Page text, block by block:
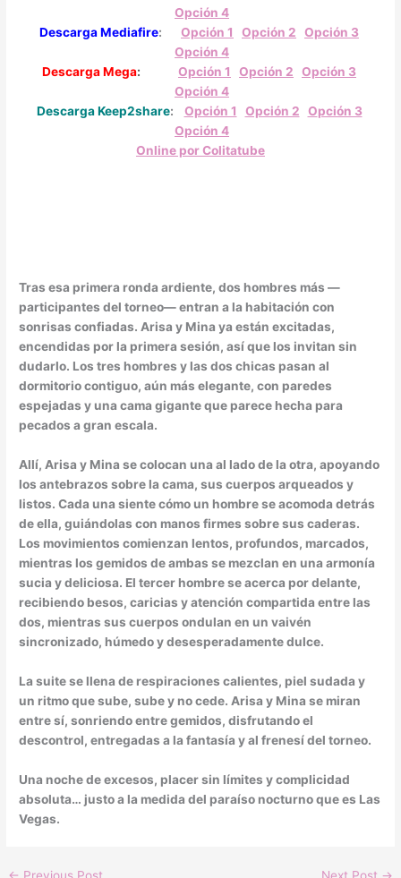
Opción 4
Descarga Mediafire: Opción 1 Opción 2
Opción 3
Opción 4
Descarga Mega: Opción 1 Opción 2
Opción 3
Opción 4
Descarga Keep2share: Opción 1 Opción 2 Opción 3
Opción 4
Online por Colitatube
Tras esa primera ronda ardiente, dos hombres más —
participantes del torneo— entran a la habitación con
sonrisas confiadas. Arisa y Mina ya están excitadas,
encendidas por la primera sesión, así que los invitan sin
dudarlo. Los tres hombres y las dos chicas pasan al
dormitorio contiguo, aún más elegante, con paredes
espejadas y una cama gigante que parece hecha para
pecados a gran escala.
Allí, Arisa y Mina se colocan una al lado de la otra, apoyando
los antebrazos sobre la cama, sus cuerpos arqueados y
listos. Cada una siente cómo un hombre se acomoda detrás
de ella, guiándolas con manos firmes sobre sus caderas.
Los movimientos comienzan lentos, profundos, marcados,
mientras los gemidos de ambas se mezclan en una armonía
sucia y deliciosa. El tercer hombre se acerca por delante,
recibiendo besos, caricias y atención compartida entre las
dos, mientras sus cuerpos ondulan en un vaivén
sincronizado, húmedo y desesperadamente dulce.
La suite se llena de respiraciones calientes, piel sudada y
un ritmo que sube, sube y no cede. Arisa y Mina se miran
entre sí, sonriendo entre gemidos, disfrutando el
descontrol, entregadas a la fantasía y al frenesí del torneo.
Una noche de excesos, placer sin límites y complicidad
absoluta… justo a la medida del paraíso nocturno que es Las
Vegas.